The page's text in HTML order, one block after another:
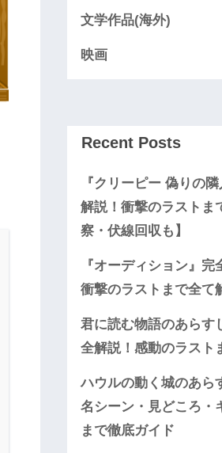
文学作品(海外)
映画
Recent Posts
『クリーピー 偽りの
解説！衝撃のラストま
察・伏線回収も】
『オーディション』完
衝撃のラストまで全て
君に読む物語のあらす
全解説！感動のラスト
ハウルの動く城のあら
名シーン・見どころ・
まで徹底ガイド